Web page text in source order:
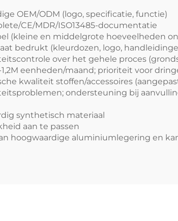
OEM/ODM (logo, specificatie, functie)
CE/MDR/ISO13485-documentatie
(kleine en middelgrote hoeveelheden
bedrukt (kleurdozen, logo,
over het gehele proces
eenheden/maand; prioriteit voor
kwaliteit stoffen/accessoires
ondersteuning bij
synthetisch materiaal
aan te passen
hoogwaardige aluminiumlegering en